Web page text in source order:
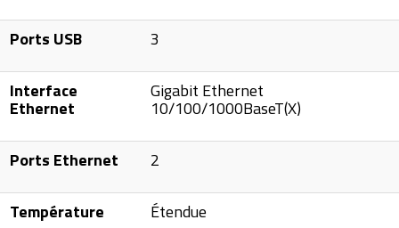
Ports USB 3
Interface
Ethernet
Gigabit Ethernet
10/100/1000BaseT(X)
Ports Ethernet 2
Température Étendue